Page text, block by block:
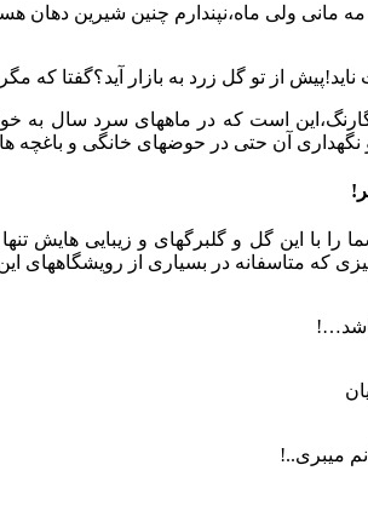
مانی ولی ماه،نپندارم چنین شیرین دهان
از تو گل زرد به بازار آید؟گفتا که
است که در ماههای سرد سال به
آن حتی در حوضهای خانگی و باغچه ها
با این گل و گلبرگهای و زیبایی هایش
که متاسفانه در بسیاری از
میبری..!